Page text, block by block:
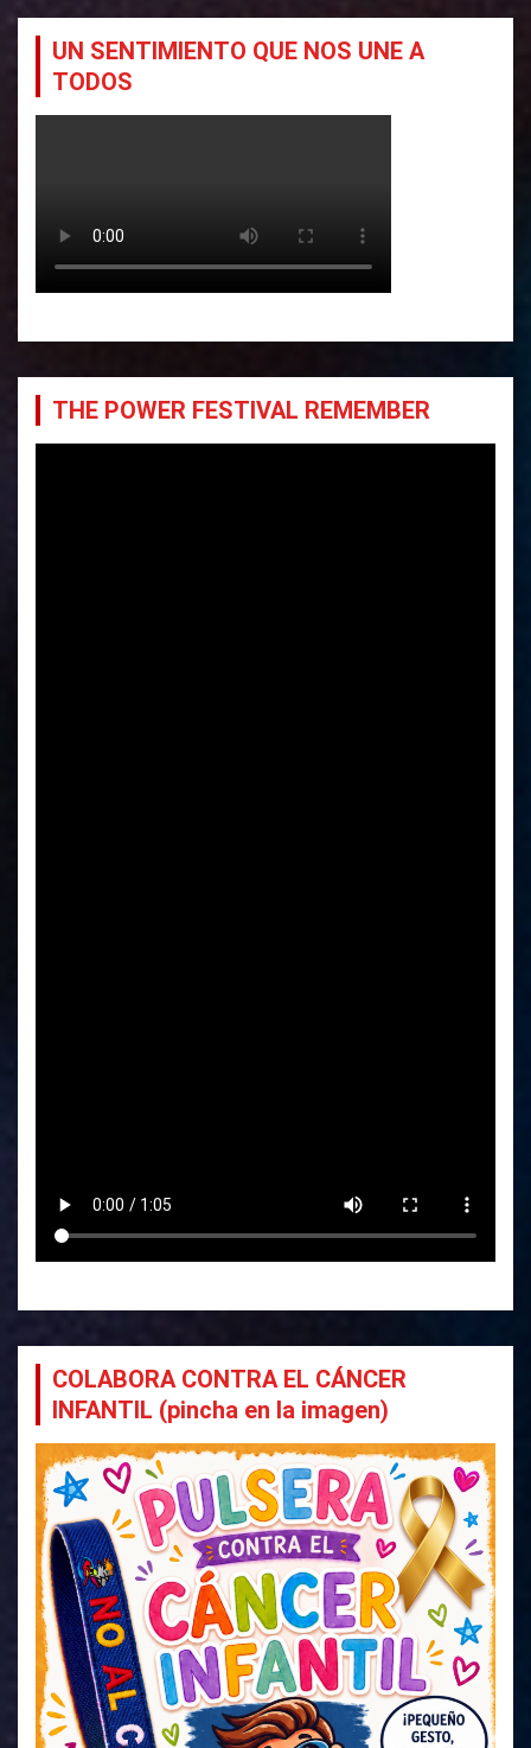
UN SENTIMIENTO QUE NOS UNE A
TODOS
THE POWER FESTIVAL REMEMBER
COLABORA CONTRA EL CÁNCER
INFANTIL (pincha en la imagen)